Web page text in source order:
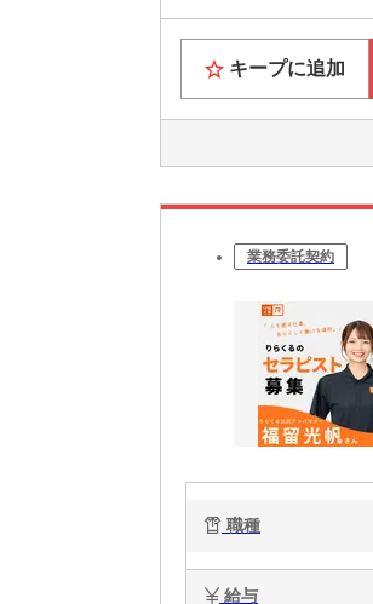
キープに追加
業務委託契約
職種
給与